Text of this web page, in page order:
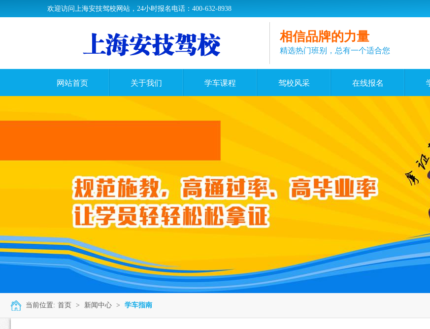
欢迎访问上海安技驾校网站，24小时报名电话：400-632-8938
相信品牌的力量
精选热门班别，总有一个适合您
网站首页 关于我们 学车课程 驾校风采 在线报名
当前位置: 首页 > 新闻中心 > 学车指南